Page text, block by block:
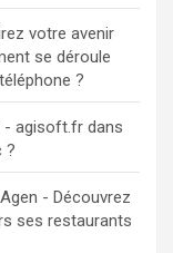
votre avenir
se déroule
?
- agisoft.fr dans
?
- Découvrez
ses restaurants